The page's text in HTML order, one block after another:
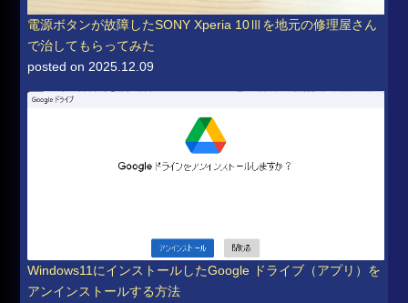
電源ボタンが故障したSONY Xperia 10Ⅲを地元の修理屋さん
で治してもらってみた
posted on 2025.12.09
Windows11にインストールしたGoogle ドライブ（アプリ）を
アンインストールする方法